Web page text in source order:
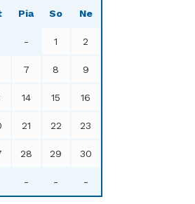
Pia So Ne
- 1 2
7 8 9
14 15 16
21 22 23
28 29 30
- - -